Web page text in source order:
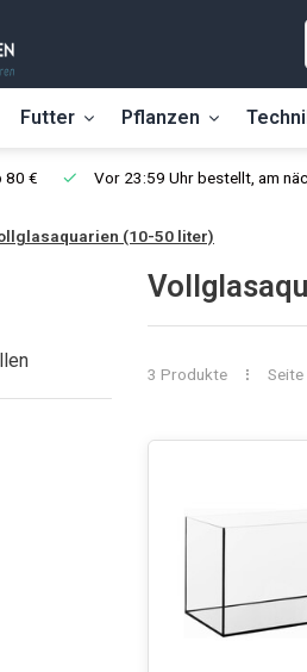
Futter Pflanzen
80 € Vor 23:59 Uhr bestellt, am
(10-50 liter)
3 Produkte Seite